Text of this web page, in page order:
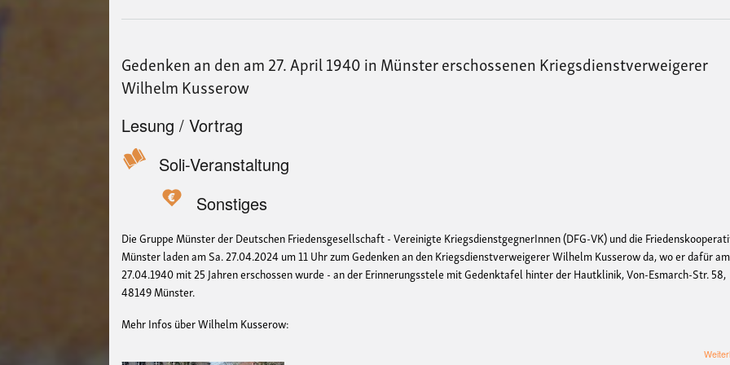
Gedenken an den am 27. April 1940 in Münster erschossenen Kriegsdienstverweigerer
Wilhelm Kusserow
Lesung / Vortrag
Soli-Veranstaltung
Sonstiges
Die Gruppe Münster der Deutschen Friedensgesellschaft - Vereinigte KriegsdienstgegnerInnen (DFG-VK) und die
Münster laden am Sa. 27.04.2024 um 11 Uhr zum Gedenken an den Kriegsdienstverweigerer Wilhelm Kusserow da, wo er dafür am
27.04.1940 mit 25 Jahren erschossen wurde - an der Erinnerungsstele mit Gedenktafel hinter der Hautklinik, Von-Esmarch-Str. 58,
48149 Münster.
Mehr Infos über Wilhelm Kusserow: